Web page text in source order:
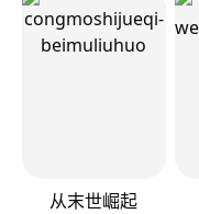
从末世崛起